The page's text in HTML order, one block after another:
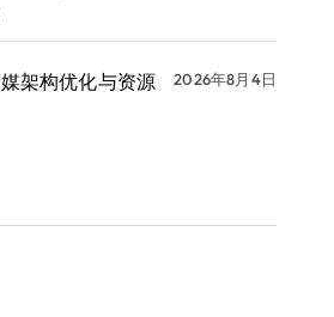
架构优化与资源
2026年8月4日